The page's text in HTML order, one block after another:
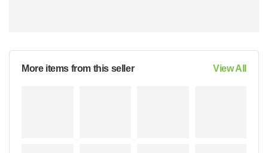
More items from this seller View All